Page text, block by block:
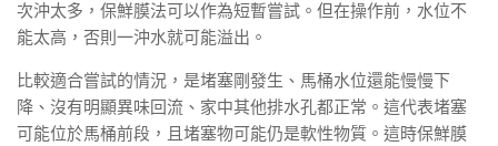
次沖太多，保鮮膜法可以作為短暫嘗試。但在操作前，水位不
能太高，否則一沖水就可能溢出。
比較適合嘗試的情況，是堵塞剛發生、馬桶水位還能慢慢下
降、沒有明顯異味回流、家中其他排水孔都正常。這代表堵塞
可能位於馬桶前段，且堵塞物可能仍是軟性物質。這時保鮮膜